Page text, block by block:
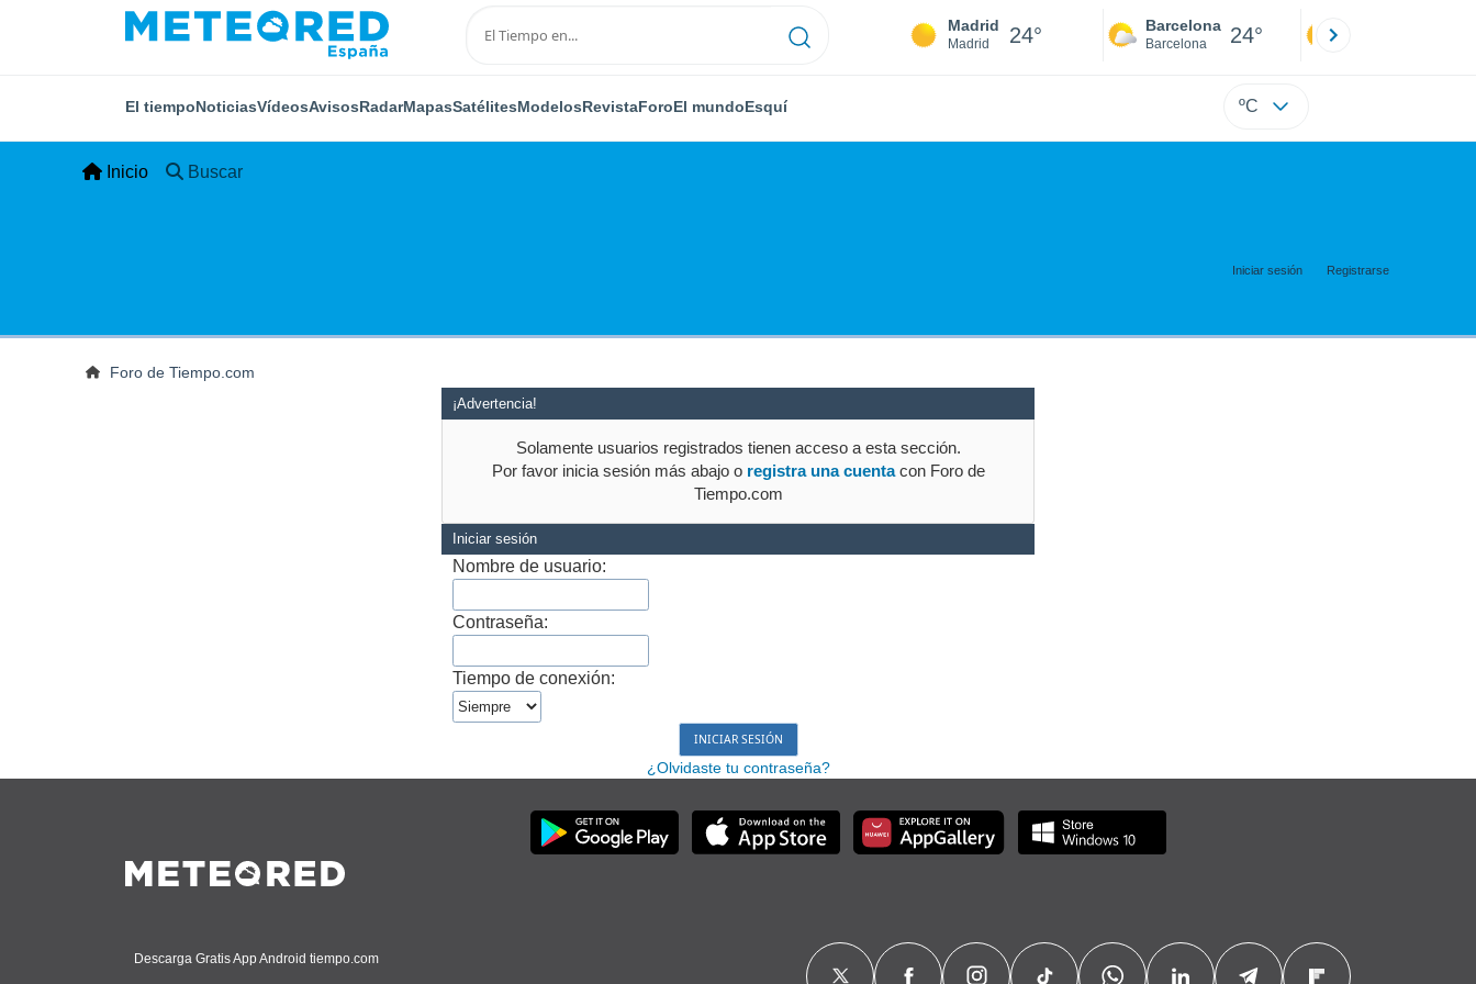
Madrid
Madrid 24° Barcelona
Barcelona 24°
El tiempoNoticiasVídeosAvisosRadarMapasSatélitesModelosRevistaForoEl mundoEsquí ºC
Inicio Buscar
Iniciar sesión Registrarse
Foro de Tiempo.com
¡Advertencia!
Solamente usuarios registrados tienen acceso a esta sección.
Por favor inicia sesión más abajo o registra una cuentacon Foro de
Tiempo.com
Iniciar sesión
Nombre de usuario:
Contraseña:
Tiempo de conexión:
¿Olvidaste tu contraseña?
Descarga Gratis App Android tiempo.com